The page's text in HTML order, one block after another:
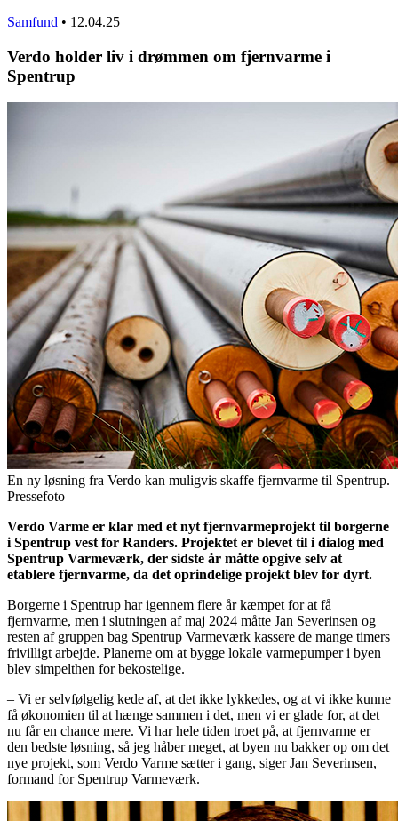
Samfund • 12.04.25
Verdo holder liv i drømmen om fjernvarme i
Spentrup
En ny løsning fra Verdo kan muligvis skaffe fjernvarme til Spentrup.
Pressefoto
Verdo Varme er klar med et nyt fjernvarmeprojekt til borgerne
i Spentrup vest for Randers. Projektet er blevet til i dialog med
Spentrup Varmeværk, der sidste år måtte opgive selv at
etablere fjernvarme, da det oprindelige projekt blev for dyrt.
Borgerne i Spentrup har igennem flere år kæmpet for at få
fjernvarme, men i slutningen af maj 2024 måtte Jan Severinsen og
resten af gruppen bag Spentrup Varmeværk kassere de mange timers
frivilligt arbejde. Planerne om at bygge lokale varmepumper i byen
blev simpelthen for bekostelige.
– Vi er selvfølgelig kede af, at det ikke lykkedes, og at vi ikke kunne
få økonomien til at hænge sammen i det, men vi er glade for, at det
nu får en chance mere. Vi har hele tiden troet på, at fjernvarme er
den bedste løsning, så jeg håber meget, at byen nu bakker op om det
nye projekt, som Verdo Varme sætter i gang, siger Jan Severinsen,
formand for Spentrup Varmeværk.